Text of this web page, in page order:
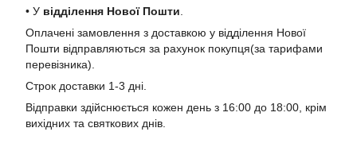
• У відділення Нової Пошти
Оплачені замовлення з доставкою у відділення Нової
Пошти відправляються за рахунок покупця(за тарифами
перевізника).
Строк доставки 1-3 дні.
Відправки здійснюється кожен день з 16:00 до 18:00, крім
вихідних та святкових днів.